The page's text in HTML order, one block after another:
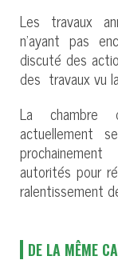
Les travaux
n’ayant pas
discuté des
des travaux vu
La chambre
actuellement
autorités pour
ralentissement
DE LA MÊME